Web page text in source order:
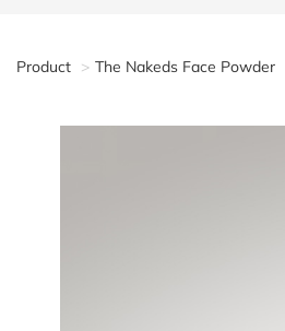
Product The Nakeds Face Powder